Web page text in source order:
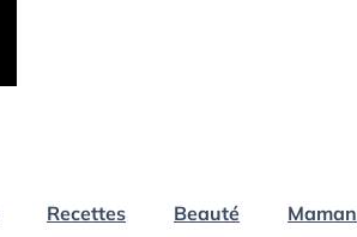
Recettes Beauté Maman